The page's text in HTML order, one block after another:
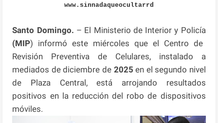
www.sinnadaqueocultarrd
Santo Domingo. – El Ministerio de Interior y Policía
(MIP) informó este miércoles que el Centro de
Revisión Preventiva de Celulares, instalado a
mediados de diciembre de 2025 en el segundo nivel
de Plaza Central, está arrojando resultados
positivos en la reducción del robo de dispositivos
móviles.